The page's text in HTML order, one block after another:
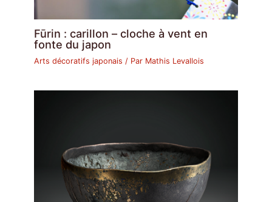
Fūrin : carillon – cloche à vent en
fonte du japon
Arts décoratifs japonais / Par Mathis Levallois